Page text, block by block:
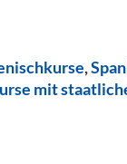
,
mit